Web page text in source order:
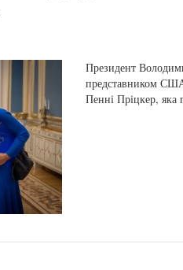
Президент
представником США
Пенні Пріцкер, яка